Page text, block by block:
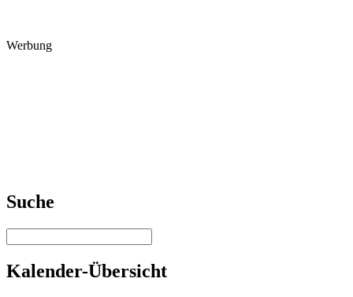
Werbung
Suche
Kalender-Übersicht